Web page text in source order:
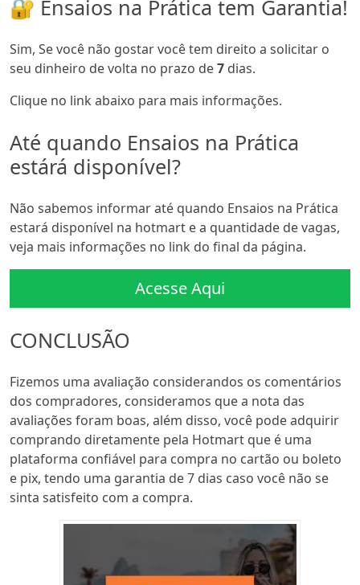
🔐 Ensaios na Prática tem Garantia!
Sim, Se você não gostar você tem direito a solicitar o
seu dinheiro de volta no prazo de7 dias.
Clique no link abaixo para mais informações.
Até quando Ensaios na Prática
estárá disponível?
Não sabemos informar até quando Ensaios na Prática
estará disponível na hotmart e a quantidade de vagas,
veja mais informações no link do final da página.
Acesse Aqui
CONCLUSÃO
Fizemos uma avaliação considerandos os comentários
dos compradores, consideramos que a nota das
avaliações foram boas, além disso, você pode adquirir
comprando diretamente pela Hotmart que é uma
plataforma confiável para compra no cartão ou boleto
e pix, tendo uma garantia de 7 dias caso você não se
sinta satisfeito com a compra.